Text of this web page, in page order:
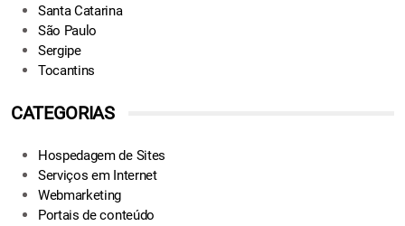
Santa Catarina
São Paulo
Sergipe
Tocantins
CATEGORIAS
Hospedagem de Sites
Serviços em Internet
Webmarketing
Portais de conteúdo